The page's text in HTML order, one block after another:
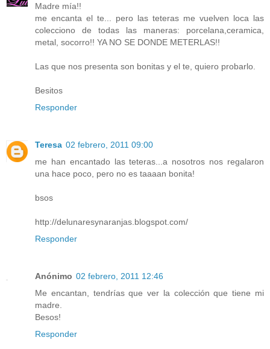
Madre mía!!
me encanta el te... pero las teteras me vuelven loca las
colecciono de todas las maneras: porcelana,ceramica,
metal, socorro!! YA NO SE DONDE METERLAS!!
Las que nos presenta son bonitas y el te, quiero probarlo.
Besitos
Responder
Teresa 02 febrero, 2011 09:00
me han encantado las teteras...a nosotros nos regalaron
una hace poco, pero no es taaaan bonita!
bsos
http://delunaresynaranjas.blogspot.com/
Responder
Anónimo 02 febrero, 2011 12:46
Me encantan, tendrías que ver la colección que tiene mi
madre.
Besos!
Responder